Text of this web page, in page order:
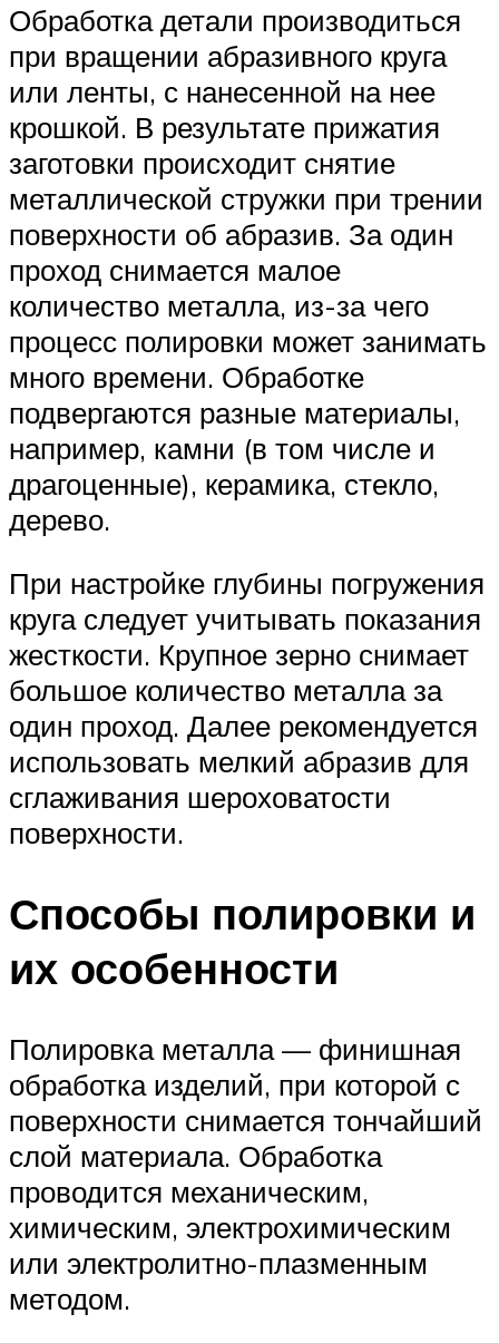
Обработка детали производиться
при вращении абразивного круга
или ленты, с нанесенной на нее
крошкой. В результате прижатия
заготовки происходит снятие
металлической стружки при трении
поверхности об абразив. За один
проход снимается малое
количество металла, из-за чего
процесс полировки может занимать
много времени. Обработке
подвергаются разные материалы,
например, камни (в том числе и
драгоценные), керамика, стекло,
дерево.
При настройке глубины погружения
круга следует учитывать показания
жесткости. Крупное зерно снимает
большое количество металла за
один проход. Далее рекомендуется
использовать мелкий абразив для
сглаживания шероховатости
поверхности.
Способы полировки и
их особенности
Полировка металла — финишная
обработка изделий, при которой с
поверхности снимается тончайший
слой материала. Обработка
проводится механическим,
химическим, электрохимическим
или электролитно-плазменным
методом.